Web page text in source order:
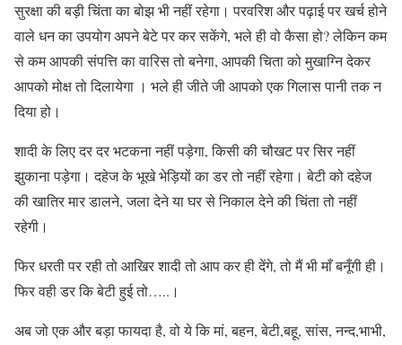
सुरक्षा की बड़ी चिंता का बोझ भी नहीं रहेगा। परवरिश और पढ़ाई पर खर्च होने
वाले धन का उपयोग अपने बेटे पर कर सकेंगे, भले ही वो कैसा हो? लेकिन कम
से कम आपकी संपत्ति का वारिस तो बनेगा, आपकी चिता को मुखाग्नि देकर
आपको मोक्ष तो दिलायेगा । भले ही जीते जी आपको एक गिलास पानी तक न
दिया हो।
शादी के लिए दर दर भटकना नहीं पड़ेगा, किसी की चौखट पर सिर नहीं
झुकाना पड़ेगा। दहेज के भूखे भेड़ियों का डर तो नहीं रहेगा। बेटी को दहेज
की खातिर मार डालने, जला देने या घर से निकाल देने की चिंता तो नहीं
रहेगी।
फिर धरती पर रही तो आखिर शादी तो आप कर ही देंगे, तो मैं भी माँ बनूँगी ही।
फिर वही डर कि बेटी हुई तो…..।
अब जो एक और बड़ा फायदा है, वो ये कि मां, बहन, बेटी,बहू, सांस, नन्द,भाभी,